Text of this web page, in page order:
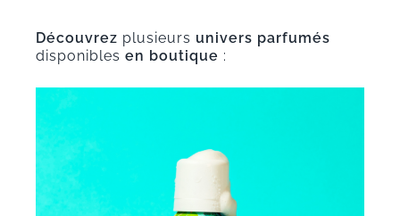
Découvrez plusieurs univers parfumés
disponiblesen boutique :